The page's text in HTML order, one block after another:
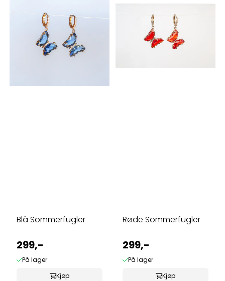
Blå Sommerfugler
299,-
På lager
Kjøp
Røde Sommerfugler
299,-
På lager
Kjøp